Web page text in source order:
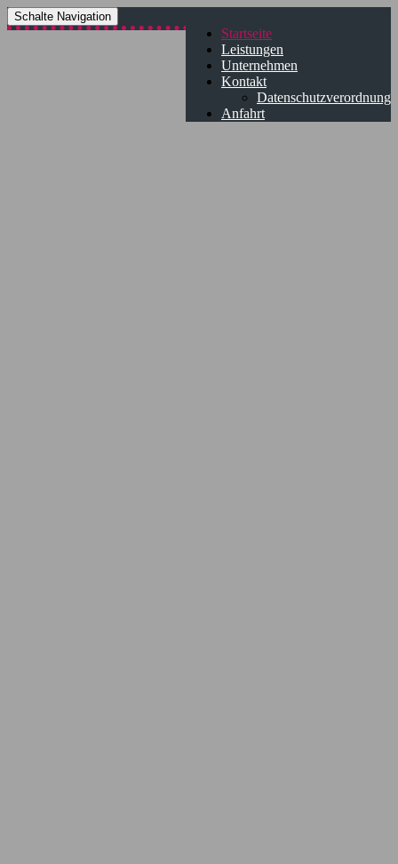
Schalte Navigation
Startseite
Leistungen
Unternehmen
Kontakt
Datenschutzverordnung
Anfahrt